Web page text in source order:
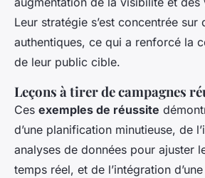
Leur stratégie s’est concentrée
authentiques, ce qui a renforcé la
de leur public cible.
Leçons à tirer de campagnes
Ces exemples de réussite
d’une planification minutieuse, de
analyses de données pour ajuster
temps réel, et de l’intégration